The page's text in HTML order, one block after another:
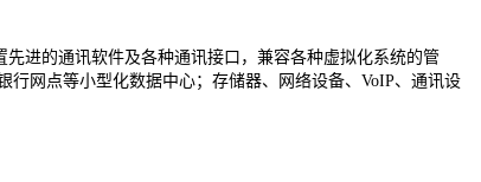
进的通讯软件及各种通讯接口，兼容各种虚拟化系统的管
网点等小型化数据中心；存储器、网络设备、VoIP、通讯设